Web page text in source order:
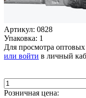
Артикул: 0828
Упаковка: 1
Для просмотра
или войти в личный
Розничная цена: